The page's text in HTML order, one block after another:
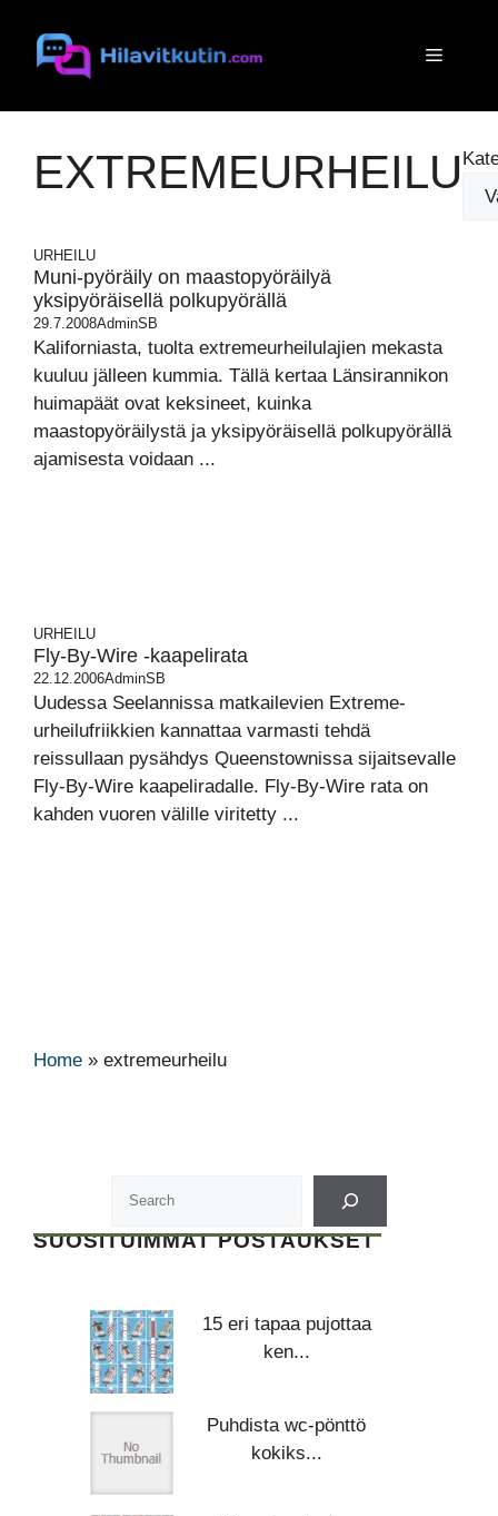
sisältöön
Valikko
EXTREMEURHEILU
URHEILU
Muni-pyöräily on maastopyöräilyä
yksipyöräisellä polkupyörällä
29.7.2008AdminSB
Kaliforniasta, tuolta extremeurheilulajien mekasta
kuuluu jälleen kummia. Tällä kertaa Länsirannikon
huimapäät ovat keksineet, kuinka
maastopyöräilystä ja yksipyöräisellä polkupyörällä
ajamisesta voidaan ...
URHEILU
Fly-By-Wire -kaapelirata
22.12.2006AdminSB
Uudessa Seelannissa matkailevien Extreme-
urheilufriikkien kannattaa varmasti tehdä
reissullaan pysähdys Queenstownissa sijaitsevalle
Fly-By-Wire kaapeliradalle. Fly-By-Wire rata on
kahden vuoren välille viritetty ...
Home » extremeurheilu
SUOSITUIMMAT POSTAUKSET
15 eri tapaa pujottaa
ken...
Puhdista wc-pönttö
kokiks...